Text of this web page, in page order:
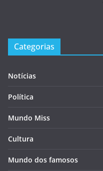
Categorias
Notícias
Política
Mundo Miss
Cultura
Mundo dos famosos